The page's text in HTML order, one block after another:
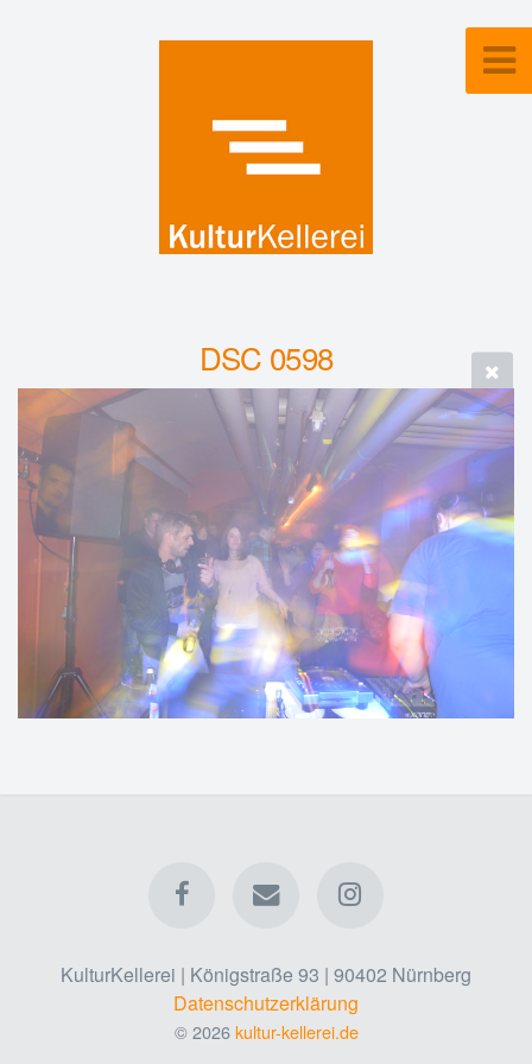
DSC 0598
KulturKellerei | Königstraße 93 | 90402 Nürnberg
Datenschutzerklärung
© 2026kultur-kellerei.de